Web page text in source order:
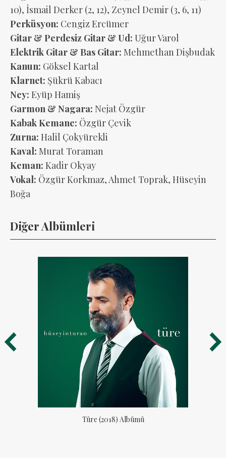
10), İsmail Derker (2, 12), Zeynel Demir (3, 6, 11)
Perküsyon: Cengiz Ercümer
Gitar & Perdesiz Gitar & Ud: Uğur Varol
Elektrik Gitar & Bas Gitar: Mehmethan Dişbudak
Kanun: Göksel Kartal
Klarnet: Şükrü Kabacı
Ney: Eyüp Hamiş
Garmon & Nagara: Nejat Özgür
Kabak Kemane: Özgür Çevik
Zurna: Halil Çokyürekli
Kaval: Murat Toraman
Keman: Kadir Okyay
Vokal: Özgür Korkmaz, Ahmet Toprak, Hüseyin
Boğa
Diğer Albümleri
Türe (2018) Albümü